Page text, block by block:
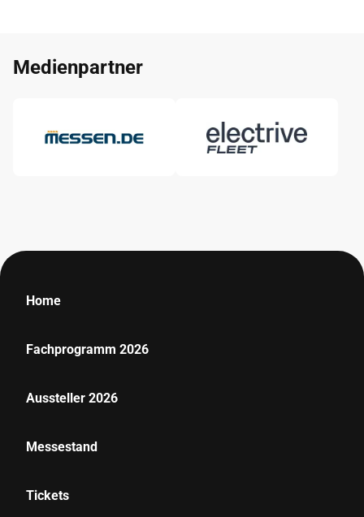
Medienpartner
Home
Fachprogramm 2026
Aussteller 2026
Messestand
Tickets